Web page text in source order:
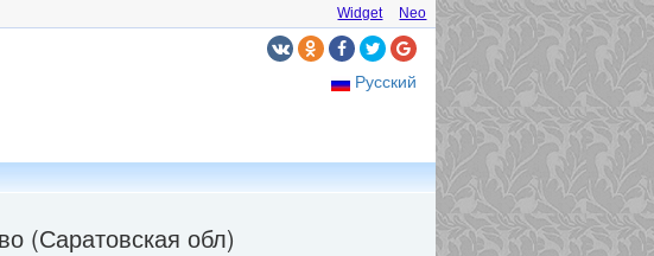
Neo
Widget
Русский
(Саратовская обл)